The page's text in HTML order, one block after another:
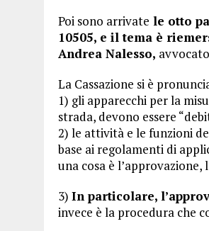
Poi sono arrivate le otto
10505, e il tema è
Andrea Nalesso,
La Cassazione si è
1) gli apparecchi per la
strada, devono essere
2) le attività e le funzioni
base ai regolamenti di
una cosa è l’approvazione,
3) In particolare,
invece è la procedura che